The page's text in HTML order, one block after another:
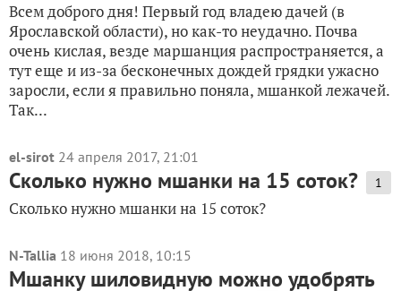
Всем доброго дня! Первый год владею дачей (в
Ярославской области), но как-то неудачно. Почва
очень кислая, везде маршанция распространяется, а
тут еще и из-за бесконечных дождей грядки ужасно
заросли, если я правильно поняла, мшанкой лежачей.
Так...
el-sirot 24 апреля 2017, 21:01
Сколько нужно мшанки на 15 соток? 1
Сколько нужно мшанки на 15 соток?
N-Tallia 18 июня 2018, 10:15
Мшанку шиловидную можно удобрять